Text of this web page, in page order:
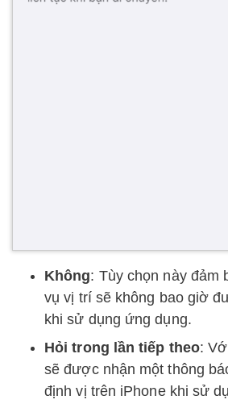
Không: Tùy chọn này đảm
vụ vị trí sẽ không bao giờ
khi sử dụng ứng dụng.
Hỏi trong lần tiếp theo:
sẽ được nhận một thông
định vị trên iPhone khi sử